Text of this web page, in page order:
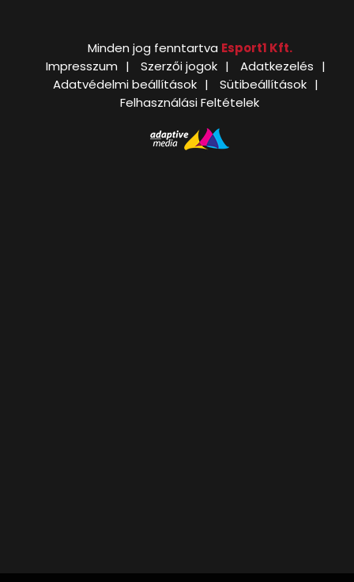
Minden jog fenntartva Esport1 Kft.
Impresszum
Szerzői jogok
Adatkezelés
Adatvédelmi beállítások
Sütibeállítások
Felhasználási Feltételek